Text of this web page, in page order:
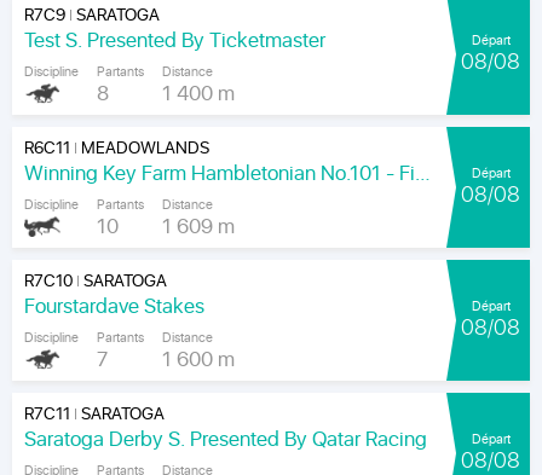
R7C9|SARATOGA
Test S. Presented By Ticketmaster
Discipline Partants
8
Distance
1 400 m
Départ
08/08
R6C11 | MEADOWLANDS
Winning Key Farm Hambletonian No.101 - Final
Discipline Partants
10
Distance
1 609 m
Départ
08/08
R7C10|SARATOGA
Fourstardave Stakes
Discipline Partants
7
Distance
1 600 m
Départ
08/08
R7C11 |SARATOGA
Saratoga Derby S. Presented By Qatar Racing
Discipline Partants Distance
Départ
08/08